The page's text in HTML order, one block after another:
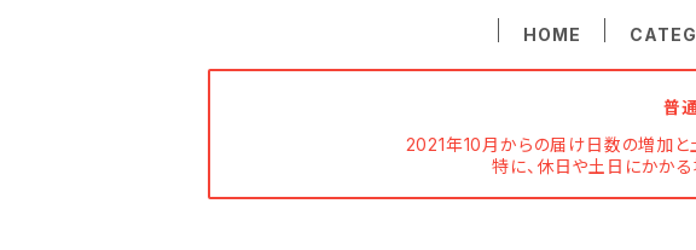
HOME
普
2021年10月からの届け日数の増加と
特に、休日や土日にかかる